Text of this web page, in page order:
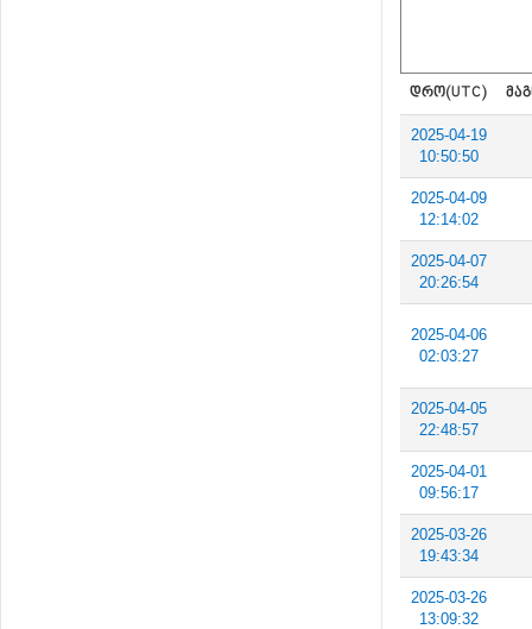
ᲓᲠᲝ(UTC)
2025-04-19
10:50:50
2025-04-09
12:14:02
2025-04-07
20:26:54
2025-04-06
02:03:27
2025-04-05
22:48:57
2025-04-01
09:56:17
2025-03-26
19:43:34
2025-03-26
13:09:32